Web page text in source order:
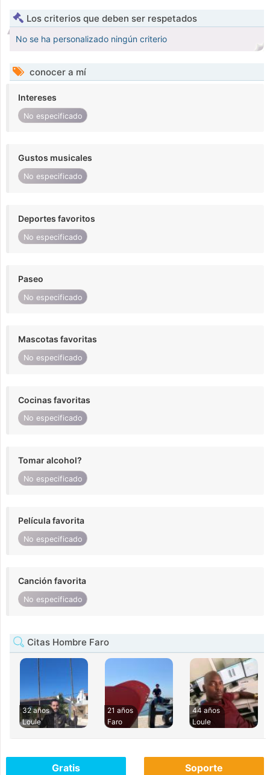
Los criterios que deben ser respetados
No se ha personalizado ningún criterio
conocer a mí
Intereses
No especificado
Gustos musicales
No especificado
Deportes favoritos
No especificado
Paseo
No especificado
Mascotas favoritas
No especificado
Cocinas favoritas
No especificado
Tomar alcohol?
No especificado
Película favorita
No especificado
Canción favorita
No especificado
Citas Hombre Faro
32 años
Loule
21 años
Faro
44 años
Loule
Gratis Soporte